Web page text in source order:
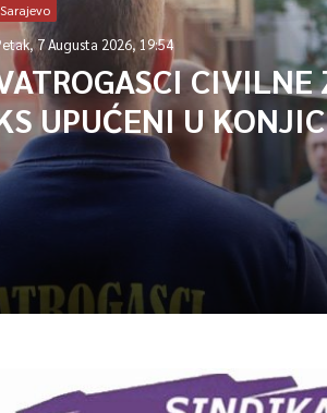
Sarajevo
7 Augusta 2026, 19:54
UPUĆENI U
U GAŠENJU